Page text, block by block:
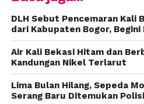
berganti pakaian dengan
Pelaku marah karena sudah
dilayani. Karena itu, pelaku
dan menikam korban.(adi)
DLH Sebut Pencemaran Kali
dari Kabupaten Bogor,
Air Kali Bekasi Hitam dan
Kandungan Nikel Terlarut
Lima Bulan Hilang, Sepeda
Serang Baru Ditemukan